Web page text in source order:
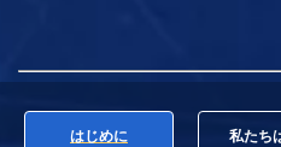
はじめに 私たち